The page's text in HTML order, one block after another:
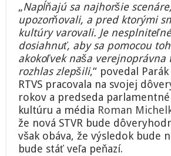
„Napĺňajú sa najhoršie
upozorňovali, a pred ktorými
kultúry varovali. Je
dosiahnuť, aby sa pomocou
akokoľvek naša verejnoprávna
rozhlas zlepšili,“ povedal
RTVS pracovala na svojej
rokov a predseda
kultúru a média Roman
že nová STVR bude
však obáva, že výsledok bude
bude stáť veľa peňazí.